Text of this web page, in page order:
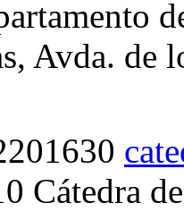
Avda. de
Cátedra